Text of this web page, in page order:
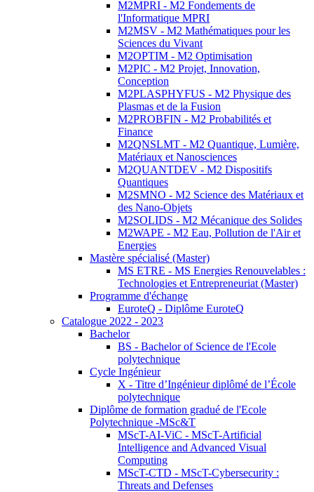
M2MPRI - M2 Fondements de
l'Informatique MPRI
M2MSV - M2 Mathématiques pour les
Sciences du Vivant
M2OPTIM - M2 Optimisation
M2PIC - M2 Projet, Innovation,
Conception
M2PLASPHYFUS - M2 Physique des
Plasmas et de la Fusion
M2PROBFIN - M2 Probabilités et
Finance
M2QNSLMT - M2 Quantique, Lumière,
Matériaux et Nanosciences
M2QUANTDEV - M2 Dispositifs
Quantiques
M2SMNO - M2 Science des Matériaux et
des Nano-Objets
M2SOLIDS - M2 Mécanique des Solides
M2WAPE - M2 Eau, Pollution de l'Air et
Energies
Mastère spécialisé (Master)
MS ETRE - MS Energies Renouvelables :
Technologies et Entrepreneuriat (Master)
Programme d'échange
EuroteQ - Diplôme EuroteQ
Catalogue 2022 - 2023
Bachelor
BS - Bachelor of Science de l'Ecole
polytechnique
Cycle Ingénieur
X - Titre d’Ingénieur diplômé de l’École
polytechnique
Diplôme de formation gradué de l'Ecole
Polytechnique -MSc&T
MScT-AI-ViC - MScT-Artificial
Intelligence and Advanced Visual
Computing
MScT-CTD - MScT-Cybersecurity :
Threats and Defenses